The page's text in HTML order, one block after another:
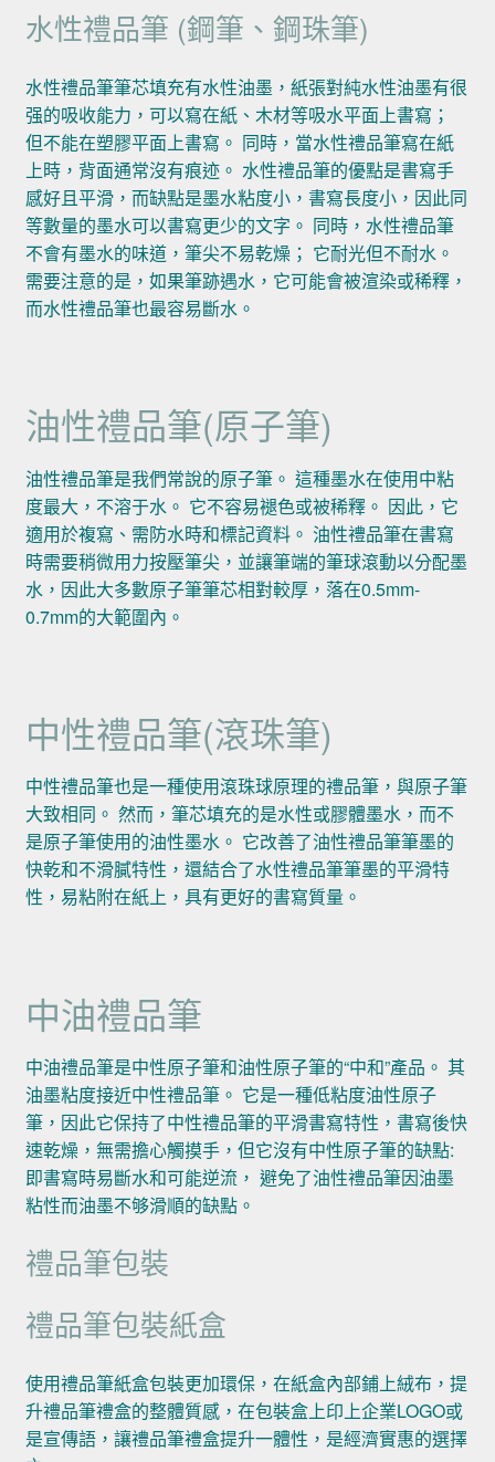
水性禮品筆 (鋼筆、鋼珠筆)
水性禮品筆筆芯填充有水性油墨，紙張對純水性油墨有很
强的吸收能力，可以寫在紙、木材等吸水平面上書寫；
但不能在塑膠平面上書寫。 同時，當水性禮品筆寫在紙
上時，背面通常沒有痕迹。 水性禮品筆的優點是書寫手
感好且平滑，而缺點是墨水粘度小，書寫長度小，因此同
等數量的墨水可以書寫更少的文字。 同時，水性禮品筆
不會有墨水的味道，筆尖不易乾燥； 它耐光但不耐水。
需要注意的是，如果筆跡遇水，它可能會被渲染或稀釋，
而水性禮品筆也最容易斷水。
油性禮品筆(原子筆)
油性禮品筆是我們常說的原子筆。 這種墨水在使用中粘
度最大，不溶于水。 它不容易褪色或被稀釋。 因此，它
適用於複寫、需防水時和標記資料。 油性禮品筆在書寫
時需要稍微用力按壓筆尖，並讓筆端的筆球滾動以分配墨
水，因此大多數原子筆筆芯相對較厚，落在0.5mm-
0.7mm的大範圍內。
中性禮品筆(滾珠筆)
中性禮品筆也是一種使用滾珠球原理的禮品筆，與原子筆
大致相同。 然而，筆芯填充的是水性或膠體墨水，而不
是原子筆使用的油性墨水。 它改善了油性禮品筆筆墨的
快乾和不滑膩特性，還結合了水性禮品筆筆墨的平滑特
性，易粘附在紙上，具有更好的書寫質量。
中油禮品筆
中油禮品筆是中性原子筆和油性原子筆的“中和”產品。 其
油墨粘度接近中性禮品筆。 它是一種低粘度油性原子
筆，因此它保持了中性禮品筆的平滑書寫特性，書寫後快
速乾燥，無需擔心觸摸手，但它沒有中性原子筆的缺點:
即書寫時易斷水和可能逆流， 避免了油性禮品筆因油墨
粘性而油墨不够滑順的缺點。
禮品筆包裝
禮品筆包裝紙盒
使用禮品筆紙盒包裝更加環保，在紙盒內部鋪上絨布，提
升禮品筆禮盒的整體質感，在包裝盒上印上企業LOGO或
是宣傳語，讓禮品筆禮盒提升一體性，是經濟實惠的選擇